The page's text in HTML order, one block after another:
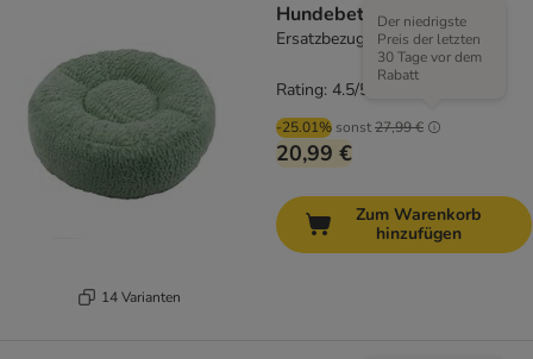
14 Varianten
Hundebett Flocke
Ersatzbezug Ø 115 cm, mint
-25.01% sonst27,99 €
Der niedrigste
Preis der letzten
30 Tage vor dem
Rabatt
20,99 €
Rating: 4.5/5
Zum Warenkorb
hinzufügen